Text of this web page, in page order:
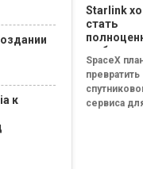
Starlink
стать
SpaceX
Verizon,
SpaceX
сервиса
к